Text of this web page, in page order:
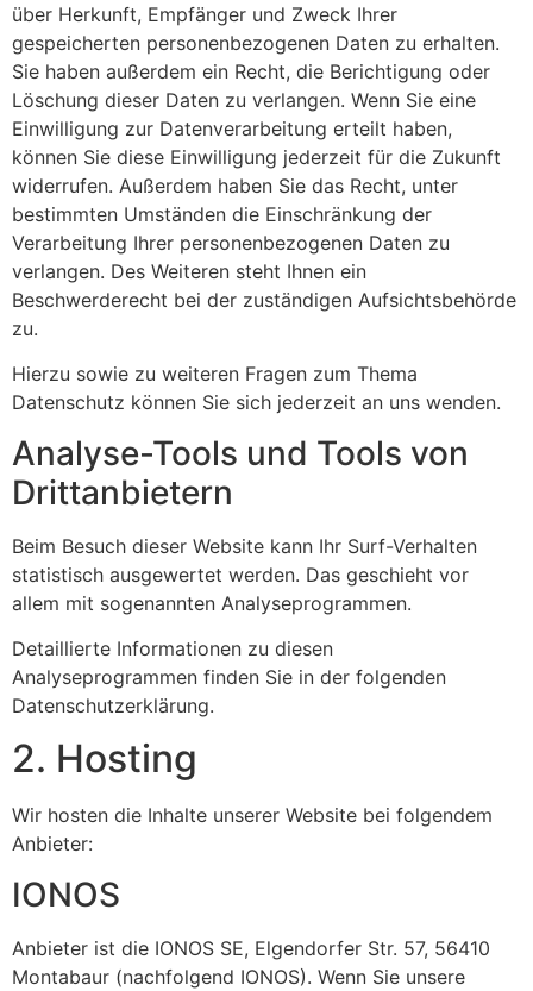
über Herkunft, Empfänger und Zweck Ihrer
gespeicherten personenbezogenen Daten zu erhalten.
Sie haben außerdem ein Recht, die Berichtigung oder
Löschung dieser Daten zu verlangen. Wenn Sie eine
Einwilligung zur Datenverarbeitung erteilt haben,
können Sie diese Einwilligung jederzeit für die Zukunft
widerrufen. Außerdem haben Sie das Recht, unter
bestimmten Umständen die Einschränkung der
Verarbeitung Ihrer personenbezogenen Daten zu
verlangen. Des Weiteren steht Ihnen ein
Beschwerderecht bei der zuständigen Aufsichtsbehörde
zu.
Hierzu sowie zu weiteren Fragen zum Thema
Datenschutz können Sie sich jederzeit an uns wenden.
Analyse-Tools und Tools von
Dritt­anbietern
Beim Besuch dieser Website kann Ihr Surf-Verhalten
statistisch ausgewertet werden. Das geschieht vor
allem mit sogenannten Analyseprogrammen.
Detaillierte Informationen zu diesen
Analyseprogrammen finden Sie in der folgenden
Datenschutzerklärung.
2. Hosting
Wir hosten die Inhalte unserer Website bei folgendem
Anbieter:
IONOS
Anbieter ist die IONOS SE, Elgendorfer Str. 57, 56410
Montabaur (nachfolgend IONOS). Wenn Sie unsere